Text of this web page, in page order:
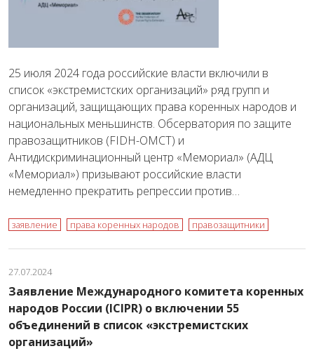
25 июля 2024 года российские власти включили в
список «экстремистских организаций» ряд групп и
организаций, защищающих права коренных народов и
национальных меньшинств. Обсерватория по защите
правозащитников (FIDH-OMCT) и
Антидискриминационный центр «Мемориал» (АДЦ
«Мемориал») призывают российские власти
немедленно прекратить репрессии против…
заявление права коренных народов правозащитники
27.07.2024
Заявление Международного комитета коренных
народов России (ICIPR) о включении 55
объединений в список «экстремистских
организаций»